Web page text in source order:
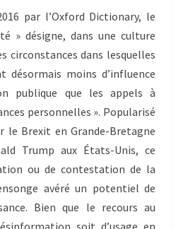
par l’Oxford Dictionary, le
» désigne, dans une culture
circonstances dans lesquelles
moins d’influence
publique que les appels à
personnelles ». Popularisé
le Brexit en Grande-Bretagne
Trump aux États-Unis, ce
ou de contestation de la
avéré un potentiel de
Bien que le recours au
soit d’usage en